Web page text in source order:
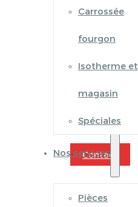
Carrossée
fourgon
Isotherme et
magasin
Spéciales
Nos services
Pièces
Contact